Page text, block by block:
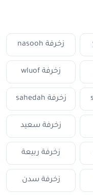
زخرفة nasooh
زخرفة wluof
زخرفة sahedah
زخرفة سعيد
زخرفة ربيعة
زخرفة سدن